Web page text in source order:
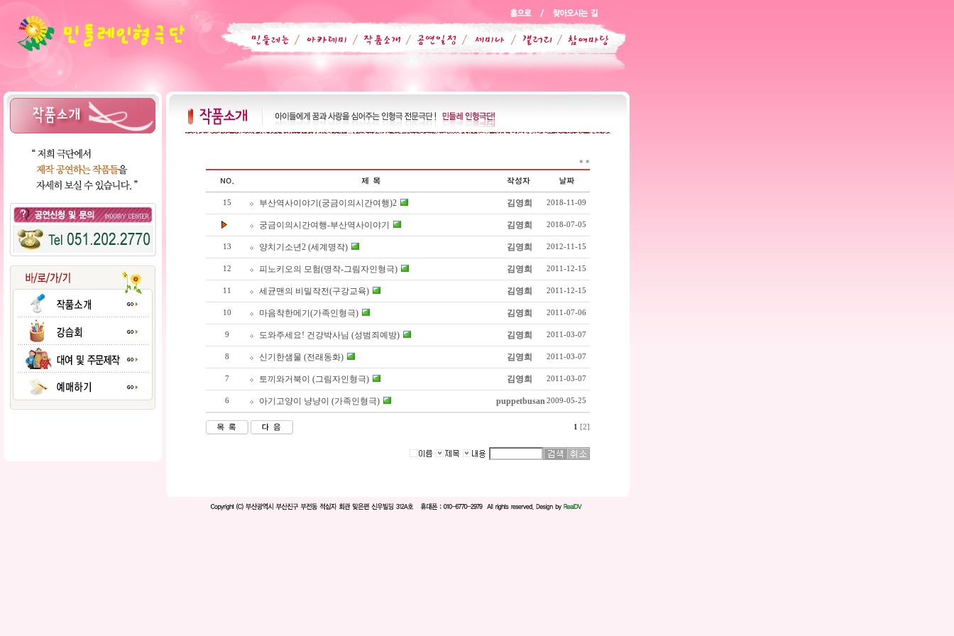
* *
15 부산역사이야기(궁금이의시간여행)2 김영희 2018-11-09
궁금이의시간여행-부산역사이야기 김영희 2018-07-05
13 양치기소년2 (세계명작) 김영희 2012-11-15
12 피노키오의 모험(명작-그림자인형극) 김영희 2011-12-15
11 세균맨의 비밀작전(구강교육) 김영희 2011-12-15
10 마음착한메기(가족인형극) 김영희 2011-07-06
9 도와주세요! 건강박사님 (성범죄예방) 김영희 2011-03-07
8 신기한샘물 (전래동화) 김영희 2011-03-07
7 토끼와거북이 (그림자인형극) 김영희 2011-03-07
6 아기고양이 냥냥이 (가족인형극) puppetbusan 2009-05-25
1 [2]